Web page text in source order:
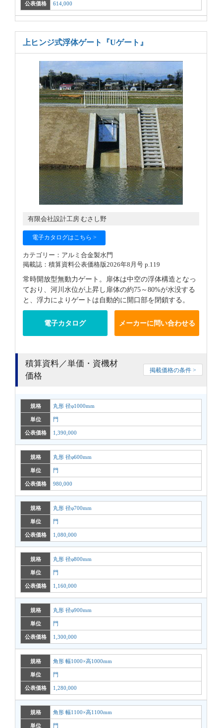
公表価格 614,000
上ヒンジ式浮体ゲート 『Uゲート』
有限会社設計工房 むさし野
電子カタログはこちら >
カテゴリー：アルミ合金製水門
掲載誌：積算資料公表価格版2026年8月号 p.119
常時開放型無動力ゲート。扉体は中空の浮体構造となっ
ており、河川水位が上昇し扉体の約75～80%が水没する
と、浮力によりゲートは自動的に開口部を閉鎖する。
電子カタログ メーカーに問い合わせる
積算資料／単価・資機材
価格
掲載価格の条件 >
規格 丸形 径φ1000mm
単位 門
公表価格 1,390,000
規格 丸形 径φ600mm
単位 門
公表価格 980,000
規格 丸形 径φ700mm
単位 門
公表価格 1,080,000
規格 丸形 径φ800mm
単位 門
公表価格 1,160,000
規格 丸形 径φ900mm
単位 門
公表価格 1,300,000
規格 角形 幅1000×高1000mm
単位 門
公表価格 1,280,000
規格 角形 幅1100×高1100mm
単位 門